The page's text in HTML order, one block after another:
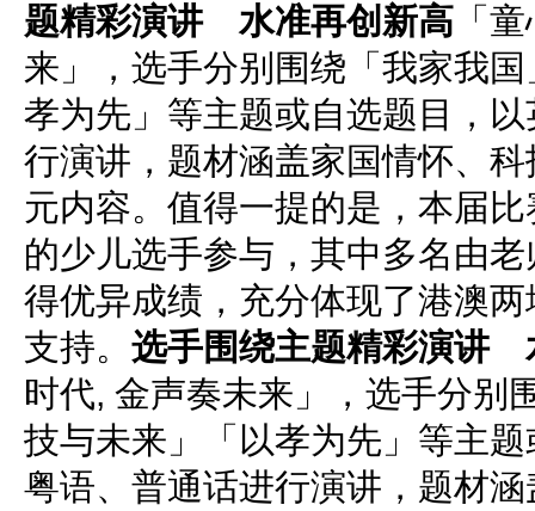
题精彩演讲 水准再创新高 「
来」，选手分别围绕「我家我
孝为先」等主题或自选题目，
行演讲，题材涵盖家国情怀、
元内容。值得一提的是，本届
的少儿选手参与，其中多名由
得优异成绩，充分体现了港澳
支持。 选手围绕主题精彩演讲
时代, 金声奏未来」，选手分别
技与未来」「以孝为先」等主
粤语、普通话进行演讲，题材